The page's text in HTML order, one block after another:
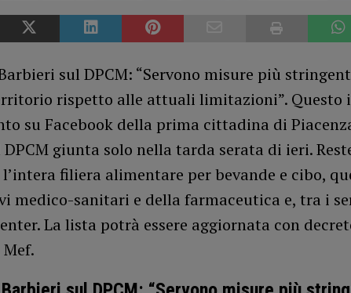
sul DPCM: “Servono misure più
rispetto alle attuali limitazioni”. Questo
su Facebook della prima cittadina di
giunta solo nella tarda serata di ieri.
filiera alimentare per bevande e cibo,
medico-sanitari e della farmaceutica e, tra i
La lista potrà essere aggiornata con